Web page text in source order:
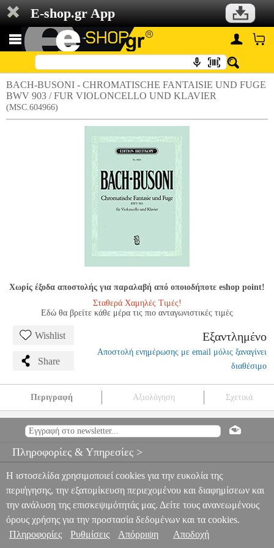
E-shop.gr App
BACH-BUSONI - CHROMATISCHE FANTAISIE UND FUGE
BWV 903 / FUR VIOLONCELLO UND KLAVIER
(MSC.604966)
Χωρίς έξοδα αποστολής για παραλαβή από οποιοδήποτε eshop point!
Σταθερά Χαμηλές Τιμές!
Εδώ θα βρείτε κάθε μέρα τις πιο ανταγωνιστικές τιμές
Wishlist
Share
Εξαντλημένο
Αποστολή ενημέρωσης με email μόλις ξαναγίνει
διαθέσιμο
Περιγραφή Αξιολόγηση Σχετικά
BWV 903 / FUR VIOLONCELLO UND KLAVIER
MSC.604966
ΠΛΗΚΤΡΩΝ BACH-BUSONI - CHROMATISCHE FANTAISIE
0
Πληροφορίες & Υπηρεσίες >
Η ιστοσελίδα χρησιμοποιεί cookies για την ευκολία της
περιήγησης, την εξατομίκευση περιεχομένου και διαφημίσεων και
την ανάλυση της επισκεψιμότητάς μας. Δείτε τους ανανεωμένους
όρους χρήσης για την προστασία δεδομένων και τα cookies.
Πληροφορίες
Ρυθμίσεις Απόρριψη Αποδοχή